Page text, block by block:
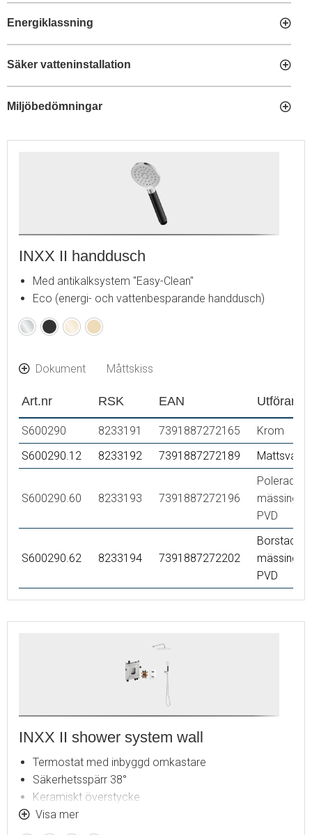
Energiklassning
Säker vatteninstallation
Miljöbedömningar
INXX II handdusch
Med antikalksystem "Easy-Clean"
Eco (energi- och vattenbesparande handdusch)
KromMattsvart
Polerad
(PVD)
Borstad
(PVD)
Dokument Måttskiss
Art.nr RSK EAN Utförande
S600290 8233191 7391887272165
Krom
S600290.12
8233192 7391887272189 Mattsvart
S600290.60 8233193 7391887272196
Polerad
mässing
PVD
S600290.62 8233194 7391887272202
Borstad
mässing
PVD
INXX II shower system wall
Termostat med inbyggd omkastare
Säkerhetsspärr 38°
Keramiskt överstycke
Vred i metall
Återströmningsskydd enligt EU-standard SS-EN 1717,
Visa mer